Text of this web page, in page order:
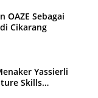
OAZE Sebagai
Cikarang
Yassierli
Skills